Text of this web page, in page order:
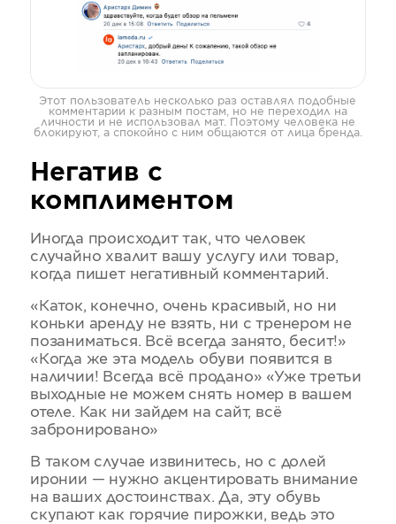
Этот пользователь несколько раз оставлял подобные
комментарии к разным постам, но не переходил на
личности и не использовал мат. Поэтому человека не
блокируют, а спокойно с ним общаются от лица бренда.
Негатив с
комплиментом
Иногда происходит так, что человек
случайно хвалит вашу услугу или товар,
когда пишет негативный комментарий.
«Каток, конечно, очень красивый, но ни
коньки аренду не взять, ни с тренером не
позаниматься. Всё всегда занято, бесит!»
«Когда же эта модель обуви появится в
наличии! Всегда всё продано» «Уже третьи
выходные не можем снять номер в вашем
отеле. Как ни зайдем на сайт, всё
забронировано»
В таком случае извинитесь, но с долей
иронии — нужно акцентировать внимание
на ваших достоинствах. Да, эту обувь
скупают как горячие пирожки, ведь это